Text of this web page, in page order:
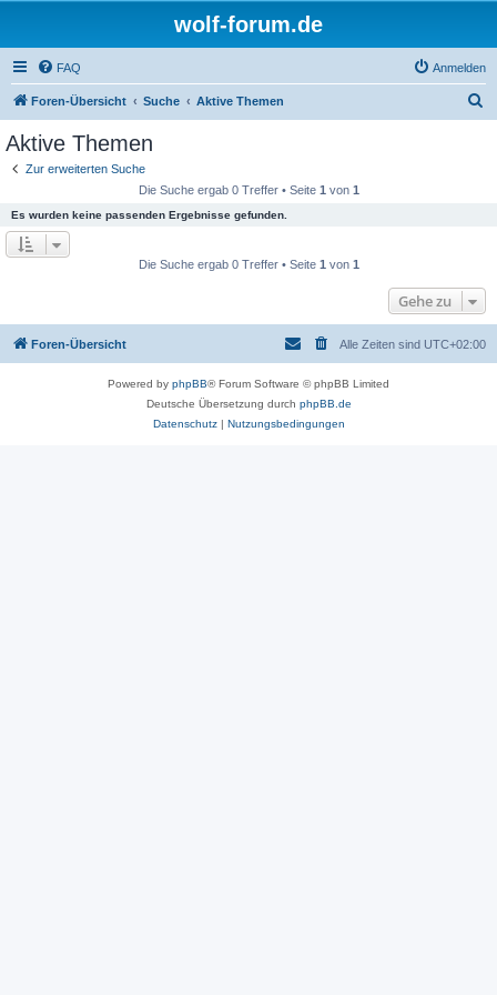
wolf-forum.de
FAQ Anmelden
Foren-Übersicht Suche Aktive Themen
Aktive Themen
Zur erweiterten Suche
Die Suche ergab 0 Treffer • Seite 1 von 1
Es wurden keine passenden Ergebnisse gefunden.
Die Suche ergab 0 Treffer • Seite 1 von 1
Gehe zu
Foren-Übersicht Alle Zeiten sind UTC+02:00
Powered by phpBB® Forum Software © phpBB Limited
Deutsche Übersetzung durch phpBB.de
Datenschutz| Nutzungsbedingungen